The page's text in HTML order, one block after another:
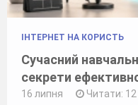
ІНТЕРНЕТ НА КОРИСТЬ
Сучасний
секрети
16 липня Читати: